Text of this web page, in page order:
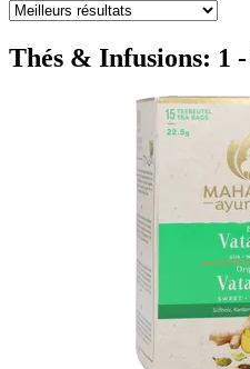
Thés & Infusions: 1